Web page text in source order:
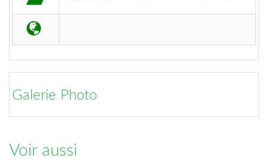
Galerie Photo
Voir aussi